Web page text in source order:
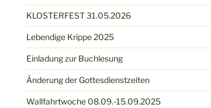
KLOSTERFEST 31.05.2026
Lebendige Krippe 2025
Einladung zur Buchlesung
Änderung der Gottesdienstzeiten
Wallfahrtwoche 08.09.-15.09.2025